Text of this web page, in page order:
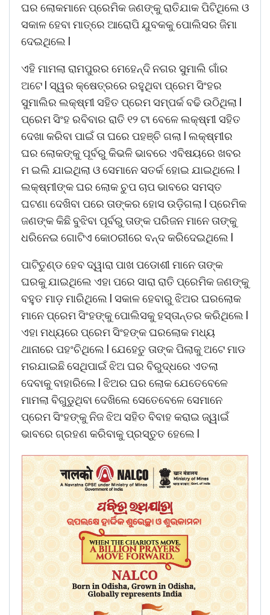
ଘର ଲୋକମାନେ ପ୍ରେମିକ ଜଣଙ୍କୁ ରାତିଯାକ ପିଟିଥିଲେ ଓ
ସକାଳ ହେବା ମାତ୍ରେ ଆରୋପି ଯୁବକକୁ ପୋଲିସର ଜିମା
ଦେଇଥିଲେ l
ଏହି ମାମଲା ରାମପୁରର ମେହେନ୍ଦି ନଗର ସୁମାଲି ଗାଁର
ଅଟେ l ସ୍ୱର କ୍ଷେତ୍ରରେ ରହୁଥିବା ପ୍ରେମ ସିଂହର
ସୁମାଲିର ଲକ୍ଷ୍ମୀ ସହିତ ପ୍ରେମ ସମ୍ପର୍କ ବଢି ଉଠିଥିଲା l
ପ୍ରେମ ସିଂହ ରବିବାର ରାତି ୧୨ ଟା ବେଳେ ଲକ୍ଷ୍ମୀ ସହିତ
ଦେଖା କରିବା ପାଇଁ ତା ଘରେ ପହଞ୍ଚି ଗଲା l ଲକ୍ଷ୍ମୀର
ଘର ଲୋକଙ୍କୁ ପୂର୍ବରୁ କିଭଳି ଭାବରେ ଏବିଷୟରେ ଖବର
ମ ଇଲି ଯାଇଥିଲା ଓ ସେମାନେ ସତର୍କ ହୋଇ ଯାଇଥିଲେ l
ଲକ୍ଷ୍ମୀଙ୍କ ଘର ଲୋକ ଚୁପ ଚାପ ଭାବରେ ସମସ୍ତ
ଘଟଣା ଦେଖିବା ପରେ ତାଙ୍କର ହୋସ ଉଡ଼ିଗଲା l ପ୍ରେମିକ
ଜଣଙ୍କ କିଛି ବୁଝିବା ପୂର୍ବରୁ ତାଙ୍କ ପରିଜନ ମାନେ ତାଙ୍କୁ
ଧରିନେଇ ଗୋଟିଏ କୋଠରୀରେ ବନ୍ଦ କରିଦେଇଥିଲେ l
ପାଟିତୁଣ୍ଡ ହେବ ଦ୍ୱାରା ପାଖ ପଡୋଶୀ ମାନେ ତାଙ୍କ
ଘରକୁ ଯାଇଥିଲେ ଏହା ପରେ ସାରା ରାତି ପ୍ରେମିକ ଜଣଙ୍କୁ
ବହୁତ ମାଡ଼ ମାରିଥିଲେ l ସକାଳ ହେବାରୁ ଝିଅର ଘରଲୋକ
ମାନେ ପ୍ରେମ ସିଂହଙ୍କୁ ପୋଲିସକୁ ହସ୍ତାନ୍ତର କରିଥିଲେ l
ଏହା ମଧ୍ୟରେ ପ୍ରେମ ସିଂହଙ୍କ ଘରଲୋକ ମଧ୍ୟ
ଥାନାରେ ପହଂଚିଥିଲେ l ଯେହେତୁ ତାଙ୍କ ପିଲାକୁ ଅଟେ ମାଡ
ମରଯାଇଛି ସେଥିପାଇଁ ଝିଅ ଘର ବିରୁଦ୍ଧରେ ଏତଲା
ଦେବାକୁ ବାହାରିଲେ l ଝିଅର ଘର ଲୋକ ଯେତେବେଳେ
ମାମଲା ବିଗୁଡୁଥିବା ଦେଖିଲେ ସେତେବେଳେ ସେମାନେ
ପ୍ରେମ ସିଂହଙ୍କୁ ନିଜ ଝିଅ ସହିତ ବିବାହ କରାଇ ଜ୍ୱାଇଁ
ଭାବରେ ଗ୍ରହଣ କରିବାକୁ ପ୍ରସ୍ତୁତ ହେଲେ l